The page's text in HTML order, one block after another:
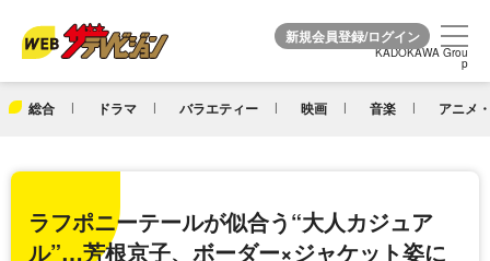
KADOKAWA Grou
p
総合 ドラマ バラエティー 映画 音楽 アニメ
KADOKAWA Grou
p
ラフポニーテールが似合う“大人カジュア
ル”…芳根京子、ボーダー×ジャケット姿に